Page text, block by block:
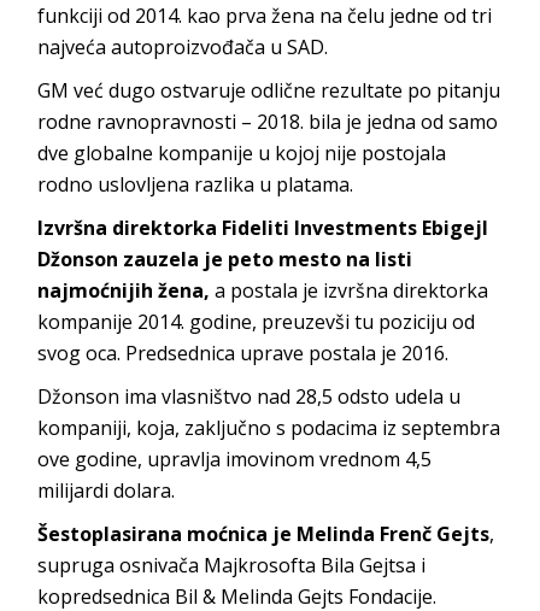
funkciji od 2014. kao prva žena na čelu jedne od tri
najveća autoproizvođača u SAD.
GM već dugo ostvaruje odlične rezultate po pitanju
rodne ravnopravnosti – 2018. bila je jedna od samo
dve globalne kompanije u kojoj nije postojala
rodno uslovljena razlika u platama.
Izvršna direktorka Fideliti Investments Ebigejl
Džonson zauzela je peto mesto na listi
najmoćnijih žena, a postala je izvršna direktorka
kompanije 2014. godine, preuzevši tu poziciju od
svog oca. Predsednica uprave postala je 2016.
Džonson ima vlasništvo nad 28,5 odsto udela u
kompaniji, koja, zaključno s podacima iz septembra
ove godine, upravlja imovinom vrednom 4,5
milijardi dolara.
Šestoplasirana moćnica je Melinda Frenč Gejts,
supruga osnivača Majkrosofta Bila Gejtsa i
kopredsednica Bil & Melinda Gejts Fondacije.